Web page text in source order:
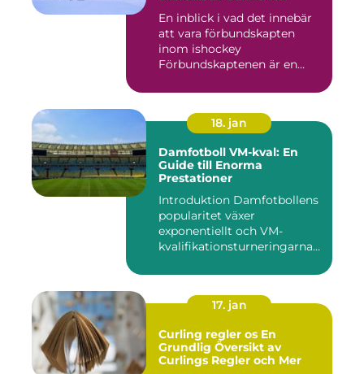
En inblick i vad det innebär
att vara förbundskapten
inom ishockey
Förbundskaptenen är en
18. jan
Damfotboll VM-kval: En
Guide till Enorma
Prestationer
Introduktion Damfotbollens
popularitet växer
exponentiellt och VM-
kvalifikationsturneringarna
17. jan
Curling regler os En
Grundlig Översikt av
Curlings Regler och Mer